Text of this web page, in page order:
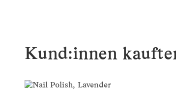
Kund:innen